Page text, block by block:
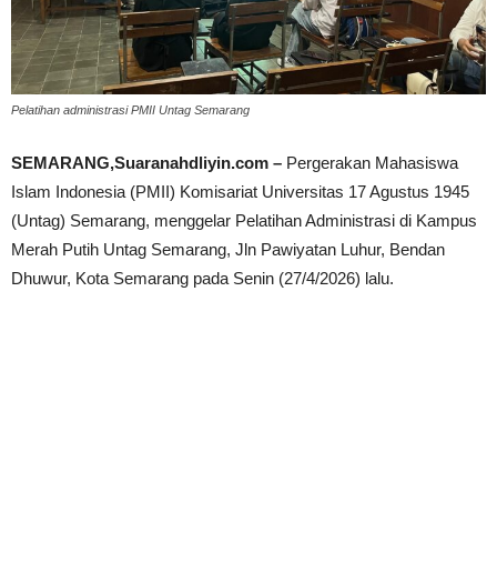
Pelatihan administrasi PMII Untag Semarang
SEMARANG,Suaranahdliyin.com – Pergerakan Mahasiswa
Islam Indonesia (PMII) Komisariat Universitas 17 Agustus 1945
(Untag) Semarang, menggelar Pelatihan Administrasi di Kampus
Merah Putih Untag Semarang, Jln Pawiyatan Luhur, Bendan
Dhuwur, Kota Semarang pada Senin (27/4/2026) lalu.